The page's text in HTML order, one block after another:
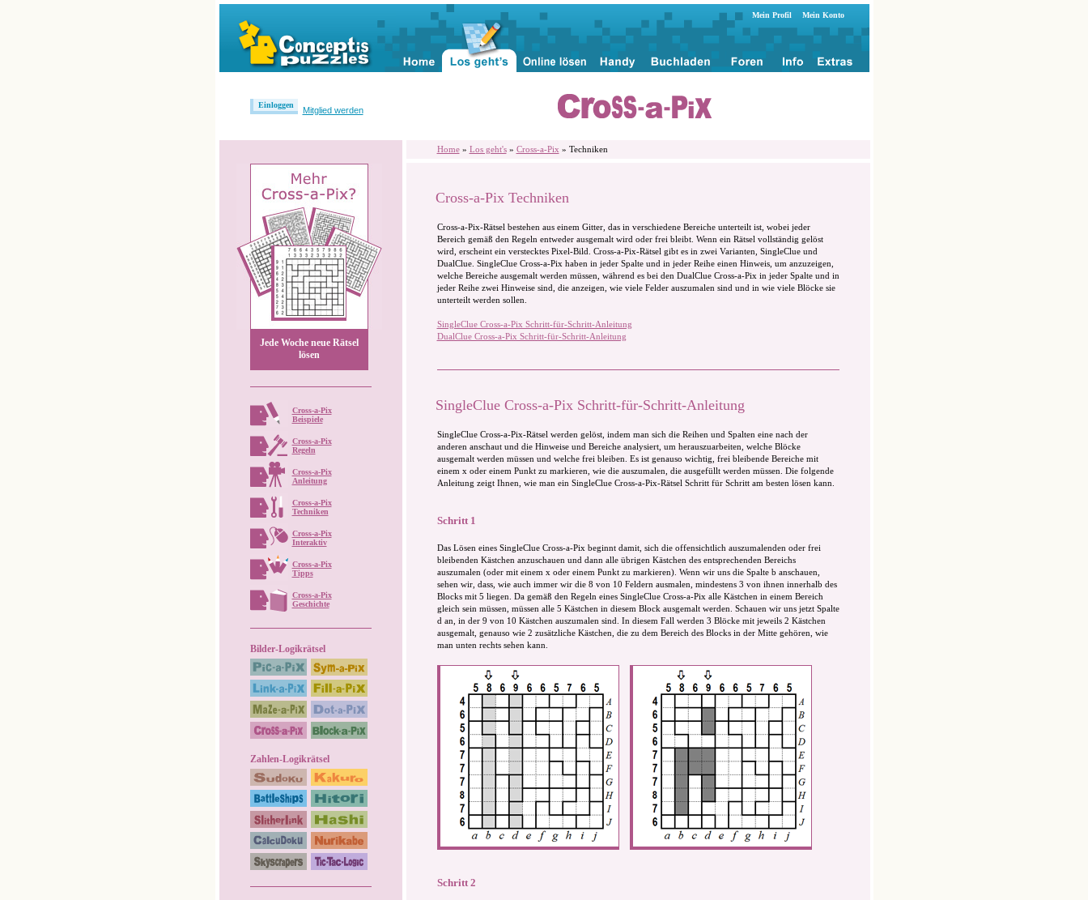
Mein Profil Mein Konto
Einloggen
Mitglied werden
Jede Woche neue Rätsel
lösen
Cross-a-Pix
Beispiele
Cross-a-Pix
Regeln
Cross-a-Pix
Anleitung
Cross-a-Pix
Techniken
Cross-a-Pix
Interaktiv
Cross-a-Pix
Tipps
Cross-a-Pix
Geschichte
Bilder-Logikrätsel
Zahlen-Logikrätsel
Home » Los geht's » Cross-a-Pix » Techniken
Cross-a-Pix Techniken
Cross-a-Pix-Rätsel bestehen aus einem Gitter, das in verschiedene Bereiche unterteilt ist, wobei jeder
Bereich gemäß den Regeln entweder ausgemalt wird oder frei bleibt. Wenn ein Rätsel vollständig gelöst
wird, erscheint ein verstecktes Pixel-Bild. Cross-a-Pix-Rätsel gibt es in zwei Varianten, SingleClue und
DualClue. SingleClue Cross-a-Pix haben in jeder Spalte und in jeder Reihe einen Hinweis, um anzuzeigen,
welche Bereiche ausgemalt werden müssen, während es bei den DualClue Cross-a-Pix in jeder Spalte und in
jeder Reihe zwei Hinweise sind, die anzeigen, wie viele Felder auszumalen sind und in wie viele Blöcke sie
unterteilt werden sollen.
SingleClue Cross-a-Pix Schritt-für-Schritt-Anleitung
DualClue Cross-a-Pix Schritt-für-Schritt-Anleitung
SingleClue Cross-a-Pix Schritt-für-Schritt-Anleitung
SingleClue Cross-a-Pix-Rätsel werden gelöst, indem man sich die Reihen und Spalten eine nach der
anderen anschaut und die Hinweise und Bereiche analysiert, um herauszuarbeiten, welche Blöcke
ausgemalt werden müssen und welche frei bleiben. Es ist genauso wichtig, frei bleibende Bereiche mit
einem x oder einem Punkt zu markieren, wie die auszumalen, die ausgefüllt werden müssen. Die folgende
Anleitung zeigt Ihnen, wie man ein SingleClue Cross-a-Pix-Rätsel Schritt für Schritt am besten lösen kann.
Schritt 1
Das Lösen eines SingleClue Cross-a-Pix beginnt damit, sich die offensichtlich auszumalenden oder frei
bleibenden Kästchen anzuschauen und dann alle übrigen Kästchen des entsprechenden Bereichs
auszumalen (oder mit einem x oder einem Punkt zu markieren). Wenn wir uns die Spalte b anschauen,
sehen wir, dass, wie auch immer wir die 8 von 10 Feldern ausmalen, mindestens 3 von ihnen innerhalb des
Blocks mit 5 liegen. Da gemäß den Regeln eines SingleClue Cross-a-Pix alle Kästchen in einem Bereich
gleich sein müssen, müssen alle 5 Kästchen in diesem Block ausgemalt werden. Schauen wir uns jetzt Spalte
d an, in der 9 von 10 Kästchen auszumalen sind. In diesem Fall werden 3 Blöcke mit jeweils 2 Kästchen
ausgemalt, genauso wie 2 zusätzliche Kästchen, die zu dem Bereich des Blocks in der Mitte gehören, wie
man unten rechts sehen kann.
Schritt 2